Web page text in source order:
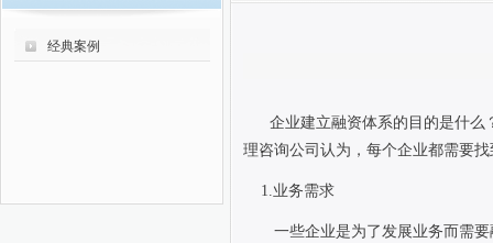
经典案例
企业建立融资体系的目的是什么
理咨询公司认为，每个企业都需要
1. 业务需求
一些企业是为了发展业务而需